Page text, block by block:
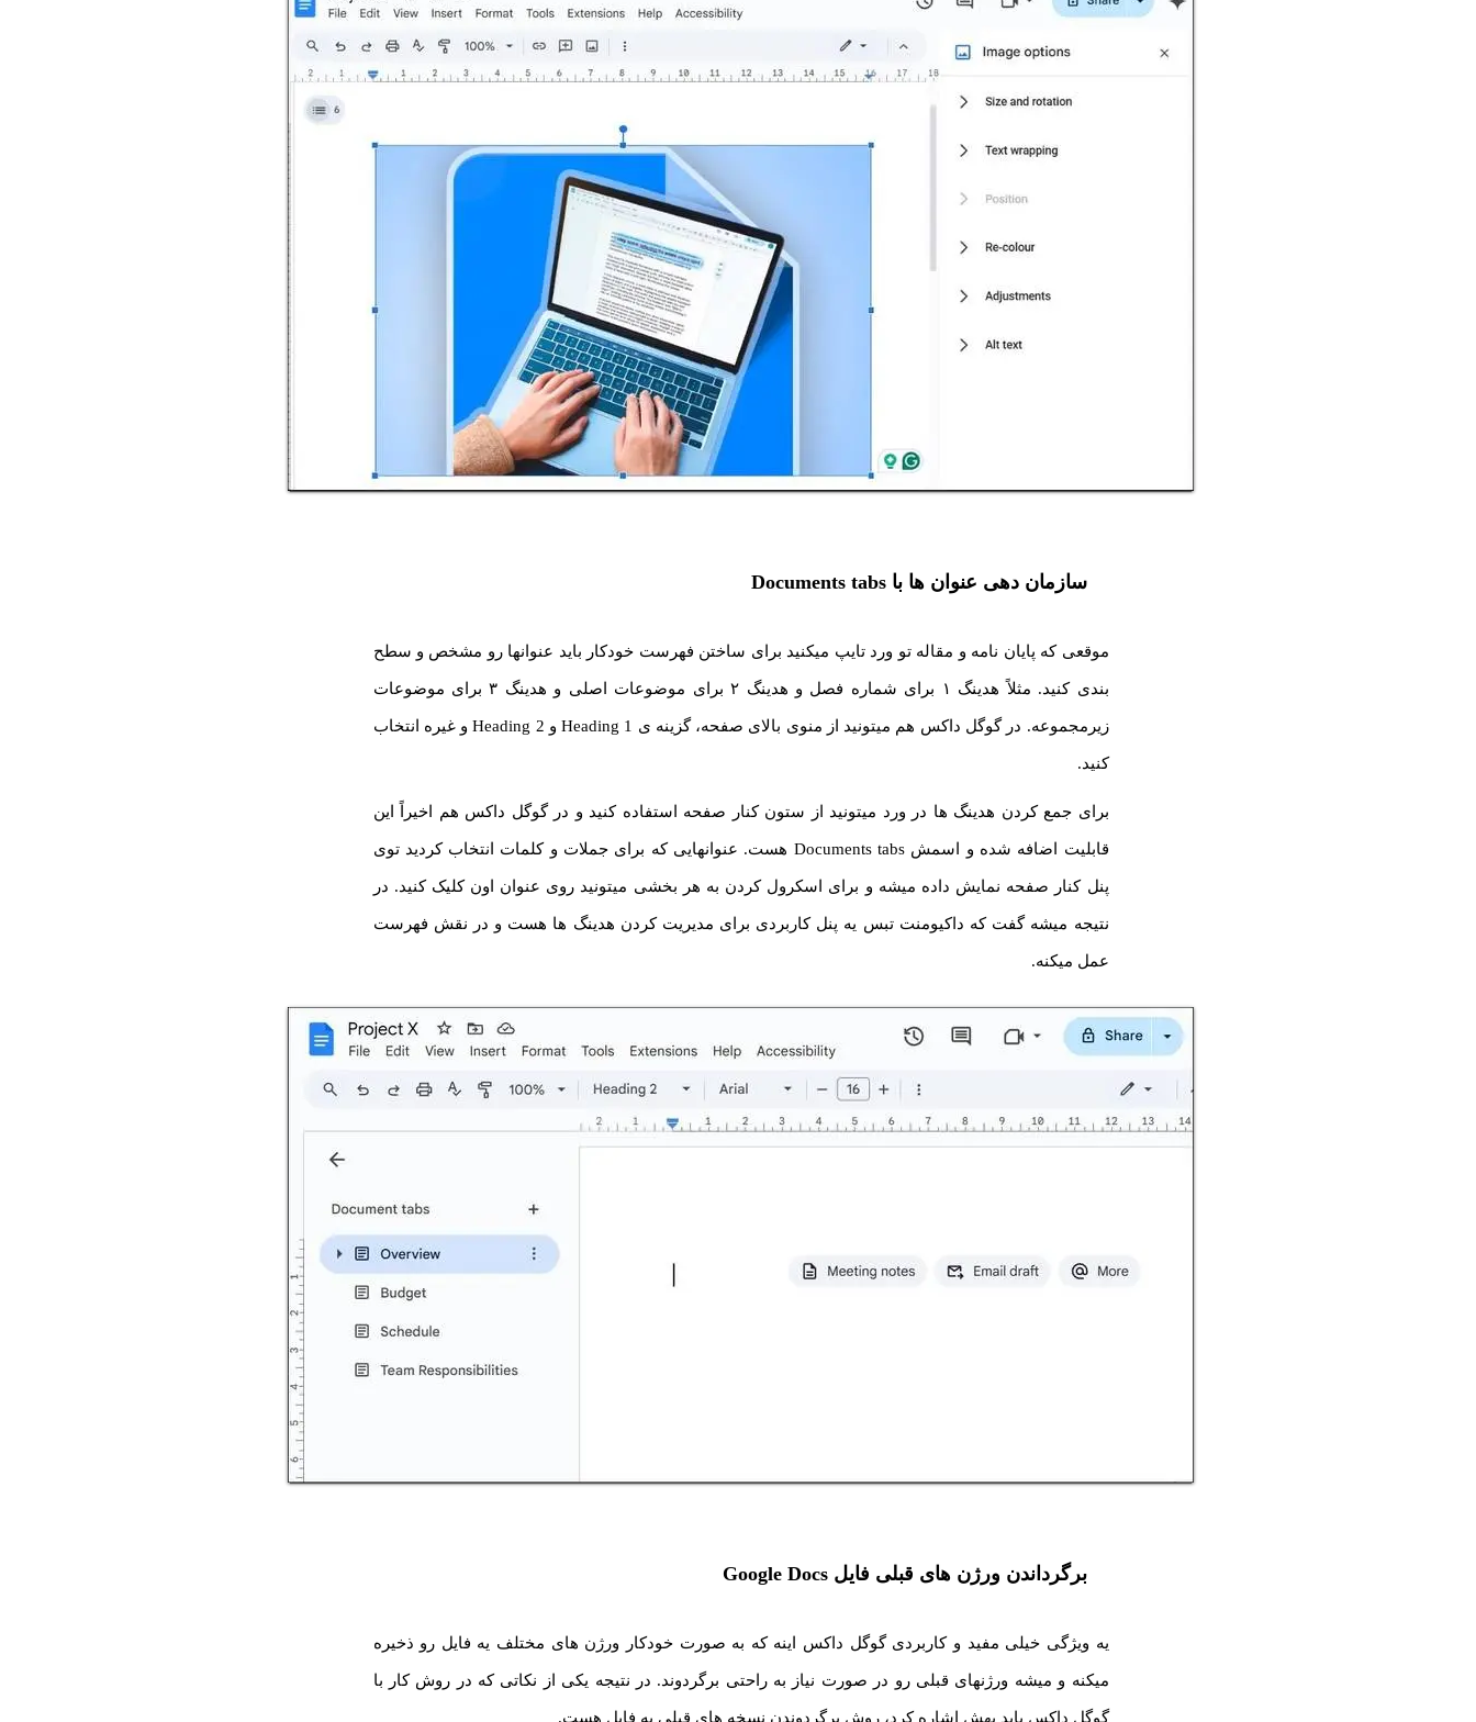
سازمان دهی عنوان ها با Documents tabs
موقعی که پایان نامه و مقاله تو ورد تایپ میکنید برای ساختن فهرست خودکار باید عنوانها رو مشخص و سطح
بندی کنید. مثلاً هدینگ ۱ برای شماره فصل و هدینگ ۲ برای موضوعات اصلی و هدینگ ۳ برای موضوعات
زیرمجموعه. در گوگل داکس هم میتونید از منوی بالای صفحه، گزینه ی Heading 1 و Heading 2 و غیره انتخاب
کنید.
برای جمع کردن هدینگ ها در ورد میتونید از ستون کنار صفحه استفاده کنید و در گوگل داکس هم اخیراً این
قابلیت اضافه شده و اسمش Documents tabs هست. عنوانهایی که برای جملات و کلمات انتخاب کردید توی
پنل کنار صفحه نمایش داده میشه و برای اسکرول کردن به هر بخشی میتونید روی عنوان اون کلیک کنید. در
نتیجه میشه گفت که داکیومنت تبس یه پنل کاربردی برای مدیریت کردن هدینگ ها هست و در نقش فهرست
عمل میکنه.
برگرداندن ورژن های قبلی فایل Google Docs
یه ویژگی خیلی مفید و کاربردی گوگل داکس اینه که به صورت خودکار ورژن های مختلف یه فایل رو ذخیره
میکنه و میشه ورژنهای قبلی رو در صورت نیاز به راحتی برگردوند. در نتیجه یکی از نکاتی که در روش کار با
گوگل داکس باید بهش اشاره کرد، روش برگردوندن نسخه های قبلی یه فایل هست.